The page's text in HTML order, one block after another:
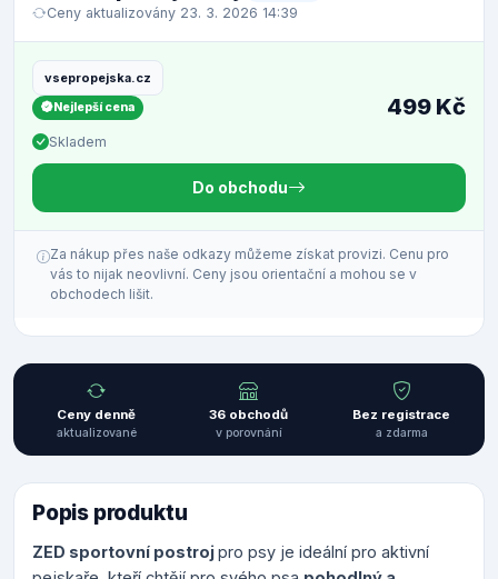
Ceny aktualizovány 23. 3. 2026 14:39
vsepropejska.cz
Nejlepší cena
Skladem
499 Kč
Do obchodu
Za nákup přes naše odkazy můžeme získat provizi. Cenu pro
vás to nijak neovlivní. Ceny jsou orientační a mohou se v
obchodech lišit.
Ceny denně
aktualizované
36 obchodů
v porovnání
Bez registrace
a zdarma
Popis produktu
ZED sportovní postrojpro psy je ideální pro aktivní